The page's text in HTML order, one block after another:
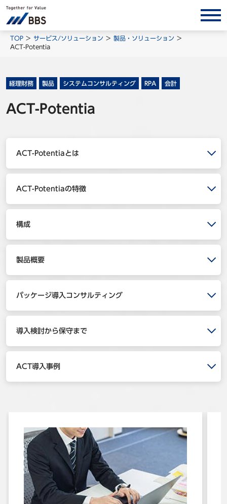
BBSグループネットワーク サステナビリティ 企業情報
株主・投資家情報
サービス/ソリューション
BPO
インサイト
事例
ニュース
お問い合わせ
TOP サービス/ソリューション
製品・ソリューション
ACT-Potentia
経理財務 製品 システムコンサルティング RPA 会計
ACT-Potentia
ACT-Potentiaとは
ACT-Potentiaの特徴
構成
製品概要
パッケージ導入コンサルティング
導入検討から保守まで
ACT導入事例